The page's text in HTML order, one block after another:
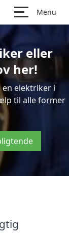
Menu
eller
her!
elektriker i
til alle former